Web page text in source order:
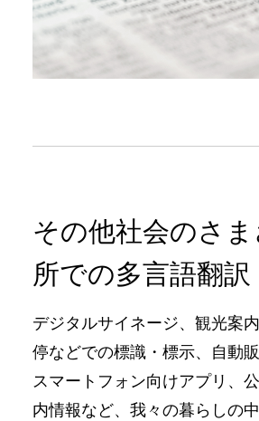
その他社会のさ
所での多⾔語翻訳
デジタルサイネージ、観光案
停などでの標識・標⽰、⾃動販
スマートフォン向けアプリ、
内情報など、我々の暮らしの